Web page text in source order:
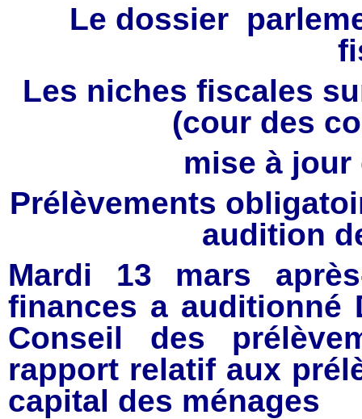
Le dossier
Les niches fiscales
(cour des
mise à jour
Prélèvements
audition
Mardi 13 mars
finances a auditionné
Conseil des
rapport relatif aux
capital des ménages